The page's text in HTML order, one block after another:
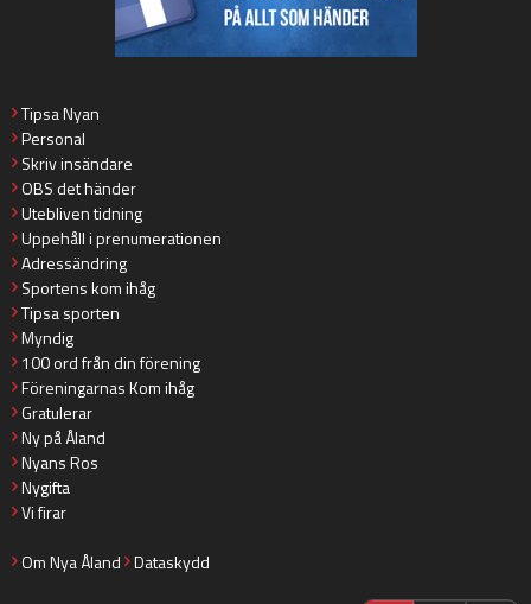
Tipsa Nyan
Personal
Skriv insändare
OBS det händer
Utebliven tidning
Uppehåll i prenumerationen
Adressändring
Sportens kom ihåg
Tipsa sporten
Myndig
100 ord från din förening
Föreningarnas Kom ihåg
Gratulerar
Ny på Åland
Nyans Ros
Nygifta
Vi firar
Om Nya Åland Dataskydd